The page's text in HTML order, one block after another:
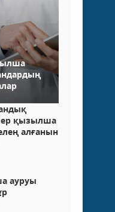
қызылша
алғанын
ауруы